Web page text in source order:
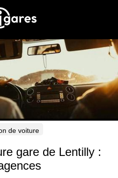
Recherche
Location de voiture
Hôtels
Taxis
Horaires
de voiture
gare de Lentilly :